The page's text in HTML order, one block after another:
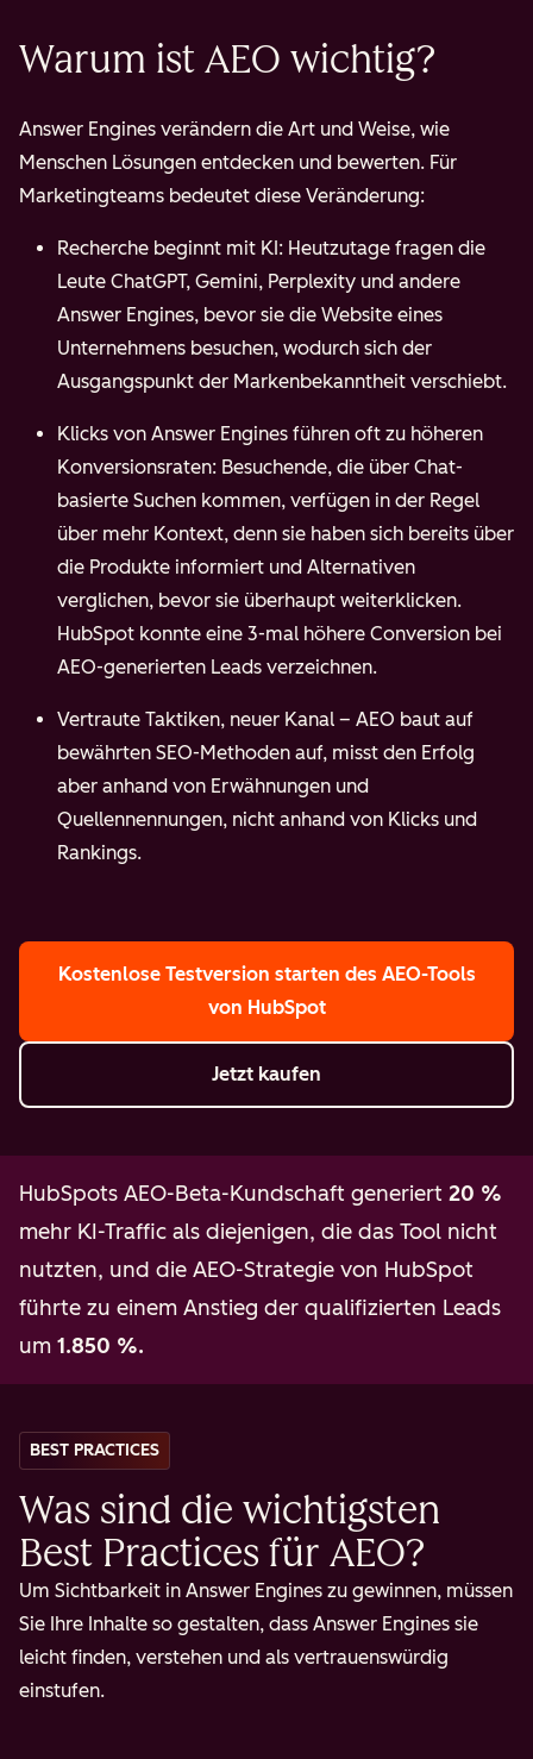
Warum ist AEO wichtig?
Answer Engines verändern die Art und Weise, wie
Menschen Lösungen entdecken und bewerten. Für
Marketingteams bedeutet diese Veränderung:
Recherche beginnt mit KI: Heutzutage fragen die
Leute ChatGPT, Gemini, Perplexity und andere
Answer Engines, bevor sie die Website eines
Unternehmens besuchen, wodurch sich der
Ausgangspunkt der Markenbekanntheit verschiebt.
Klicks von Answer Engines führen oft zu höheren
Konversionsraten: Besuchende, die über Chat-
basierte Suchen kommen, verfügen in der Regel
über mehr Kontext, denn sie haben sich bereits über
die Produkte informiert und Alternativen
verglichen, bevor sie überhaupt weiterklicken.
HubSpot konnte eine 3-mal höhere Conversion bei
AEO-generierten Leads verzeichnen.
Vertraute Taktiken, neuer Kanal – AEO baut auf
bewährten SEO-Methoden auf, misst den Erfolg
aber anhand von Erwähnungen und
Quellennennungen, nicht anhand von Klicks und
Rankings.
Kostenlose Testversion starten des AEO-Tools
von HubSpot
Jetzt kaufen
HubSpots AEO-Beta-Kundschaft generiert 20 %
mehr KI-Traffic als diejenigen, die das Tool nicht
nutzten, und die AEO-Strategie von HubSpot
führte zu einem Anstieg der qualifizierten Leads
um 1.850 %.
BEST PRACTICES
Was sind die wichtigsten
Best Practices für AEO?
Um Sichtbarkeit in Answer Engines zu gewinnen, müssen
Sie Ihre Inhalte so gestalten, dass Answer Engines sie
leicht finden, verstehen und als vertrauenswürdig
einstufen.